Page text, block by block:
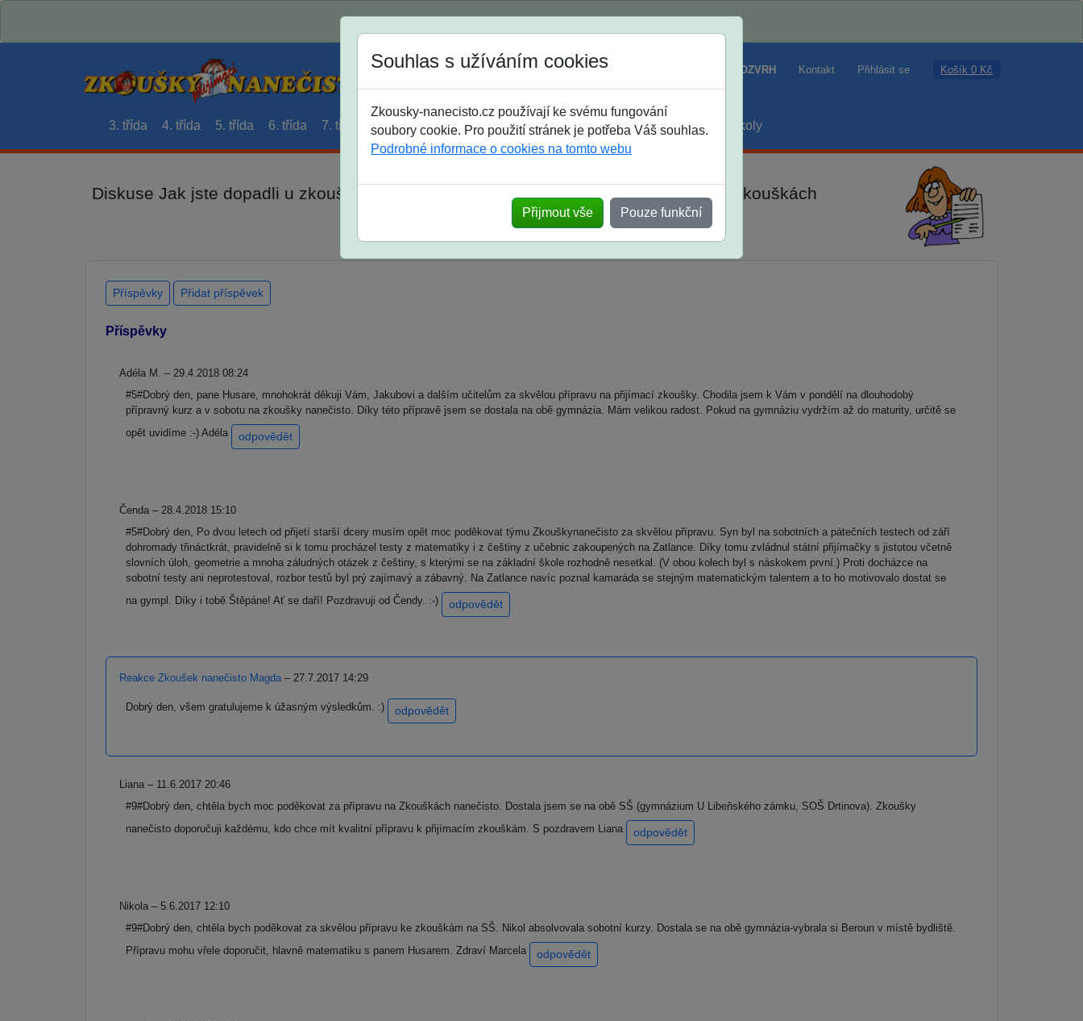
Jak si vybrat ROZVRH Kontakt Přihlásit se Košík 0 Kč
3. třída 4. třída 5. třída 6. třída 7. třída 8. třída 9. třída střední maturanti soutěže prázdniny školy
Diskuse Jak jste dopadli u zkoušek na SŠ? Vaše ohlasy po skutečných přijímacích zkouškách
Souhlas s užíváním cookies
Zkousky-nanecisto.cz používají ke svému fungování
soubory cookie. Pro použití stránek je potřeba Váš souhlas.
Podrobné informace o cookies na tomto webu
Přijmout vše Pouze funkční
Příspěvky Přidat příspěvek
Příspěvky
Adéla M. – 29.4.2018 08:24
#5#Dobrý den, pane Husare, mnohokrát děkuji Vám, Jakubovi a dalším učitelům za skvělou přípravu na přijímací zkoušky. Chodila jsem k Vám v pondělí na dlouhodobý
přípravný kurz a v sobotu na zkoušky nanečisto. Díky této přípravě jsem se dostala na obě gymnázia. Mám velikou radost. Pokud na gymnáziu vydržím až do maturity, určitě se
opět uvidíme :-) Adéla
odpovědět
Čenda – 28.4.2018 15:10
#5#Dobrý den, Po dvou letech od přijetí starší dcery musím opět moc poděkovat týmu Zkouškynanečisto za skvělou přípravu. Syn byl na sobotních a pátečních testech od září
dohromady třináctkrát, pravidelně si k tomu procházel testy z matematiky i z češtiny z učebnic zakoupených na Zatlance. Díky tomu zvládnul státní přijímačky s jistotou včetně
slovních úloh, geometrie a mnoha záludných otázek z češtiny, s kterými se na základní škole rozhodně nesetkal. (V obou kolech byl s náskokem první.) Proti docházce na
sobotní testy ani neprotestoval, rozbor testů byl prý zajímavý a zábavný. Na Zatlance navíc poznal kamaráda se stejným matematickým talentem a to ho motivovalo dostat se
na gympl. Díky i tobě Štěpáne! Ať se daří! Pozdravuji od Čendy. :-)
odpovědět
Reakce Zkoušek nanečisto Magda – 27.7.2017 14:29
Dobrý den, všem gratulujeme k úžasným výsledkům. :) odpovědět
Liana – 11.6.2017 20:46
#9#Dobrý den, chtěla bych moc poděkovat za přípravu na Zkouškách nanečisto. Dostala jsem se na obě SŠ (gymnázium U Libeňského zámku, SOŠ Drtinova). Zkoušky
nanečisto doporučuji každému, kdo chce mít kvalitní přípravu k přijímacím zkouškám. S pozdravem Liana
odpovědět
Nikola – 5.6.2017 12:10
#9#Dobrý den, chtěla bych poděkovat za skvělou přípravu ke zkouškám na SŠ. Nikol absolvovala sobotní kurzy. Dostala se na obě gymnázia-vybrala si Beroun v místě bydliště.
Přípravu mohu vřele doporučit, hlavně matematiku s panem Husarem. Zdraví Marcela
odpovědět